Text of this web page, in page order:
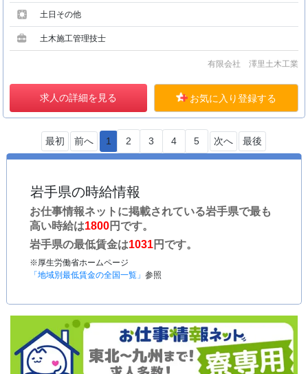
土日その他
土木施工管理技士
有限会社 澤里土木工業
求人の詳細を見る お気に入り登録する
最初 前へ 1 2 3 4 5 次へ 最後
岩手県の時給情報
お仕事情報ネットに掲載されている岩手県で最も
高い時給は1800円です。
岩手県の最低賃金は1031円です。
※厚生労働省ホームページ
「地域別最低賃金の全国一覧」 参照